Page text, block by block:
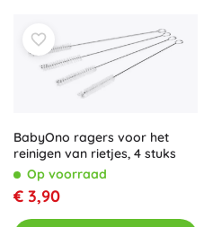
BabyOno ragers voor het
reinigen van rietjes, 4 stuks
Op voorraad
€ 3,90